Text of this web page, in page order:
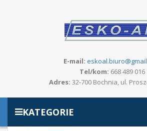
E-mail:
Tel/kom: 668 489 016
Adres: 32-700 Bochnia, ul.
KATEGORIE